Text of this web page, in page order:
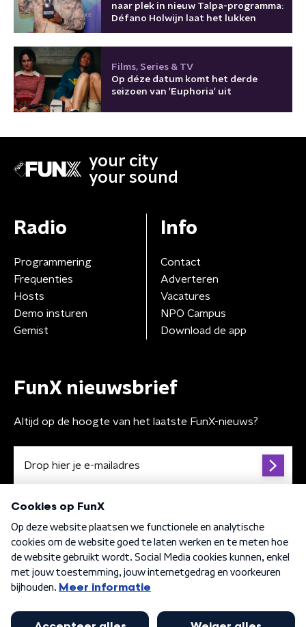
naar plek in nieuw Talpa-programma:
Défano Holwijn laat het lukken
Films, Series & TV
Op déze datum komt het derde
seizoen van 'Euphoria' uit
your city
your sound
Radio
Programmering
Frequenties
Hosts
Demo insturen
Gemist
Info
Contact
Adverteren
Vacatures
NPO Campus
Download de app
FunX nieuwsbrief
Altijd op de hoogte van het laatste FunX-nieuws?
Algemene voorwaarden Privacybeleid